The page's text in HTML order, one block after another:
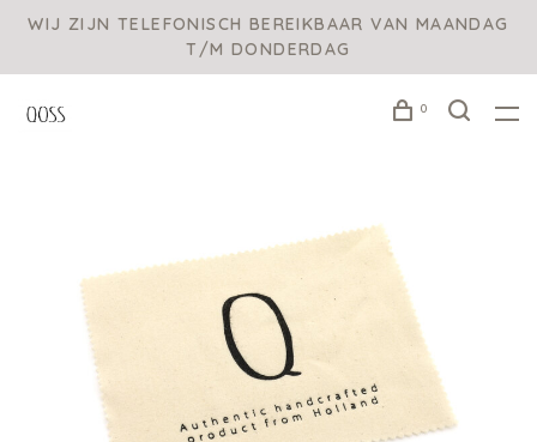
WIJ ZIJN TELEFONISCH BEREIKBAAR VAN MAANDAG
T/M DONDERDAG
0